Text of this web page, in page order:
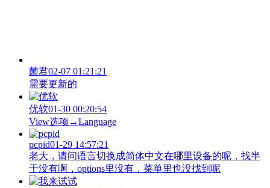
菌君02-07 01:21:21
需要更新的
优软01-30 00:20:54
View‌选项→Language
pcpid01-29 14:57:21
老大，请问语言切换成简体中文在哪里设备的呢，找半
于没有啊，options里没有，菜单里也没找到呢